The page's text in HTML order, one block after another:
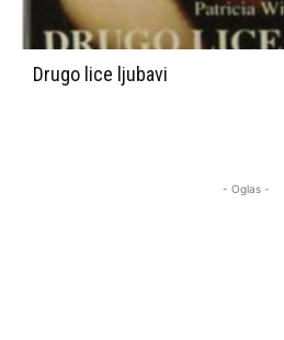
Drugo lice ljubavi
- Oglas -